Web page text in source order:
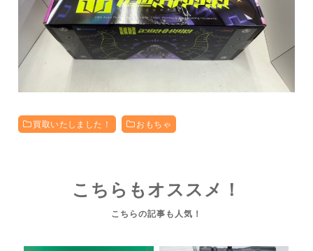
買取いたしました！ おもちゃ
こちらもオススメ！